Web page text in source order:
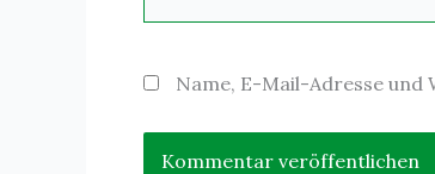
Name, E-Mail-Adresse und